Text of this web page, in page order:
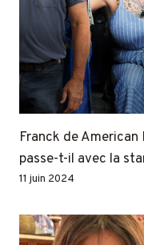
Franck de
passe-t-il avec la
11 juin 2024